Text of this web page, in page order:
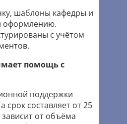
шаблоны кафедры и
оформлению.
с учётом
помощь с
поддержки
срок составляет от 25
от объёма